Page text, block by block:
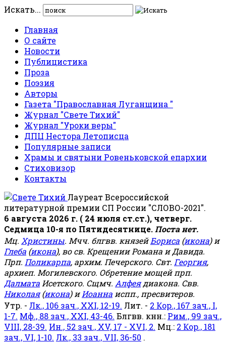
Искать...
Главная
О сайте
Новости
Публицистика
Проза
Поэзия
Авторы
Газета "Православная Луганщина "
Журнал "Свете Тихий"
Журнал "Уроки веры"
ДПЦ Нестора Летописца
Популярные записи
Храмы и святыни Ровеньковской епархии
Стиховизор
Контакты
Лауреат Всероссийской
литературной премии СП России "СЛОВО-2021".
6 августа 2026 г. ( 24 июля ст.ст.), четверг.
Седмица 10-я по Пятидесятнице. Поста нет.
Мц. Христины. Мчч. блгвв. князейБориса (икона) и
Глеба (икона), во св. Крещении Романа и Давида.
Прп. Поликарпа, архим. Печерского. Свт. Георгия,
архиеп. Могилевского. Обретение мощей прп.
Далмата Исетского. Сщмч. Алфеядиакона. Свв.
Николая(икона) иИоанна испп., пресвитеров.
Утр. - Лк., 106 зач., XXI, 12-19. Лит. - 2 Кор., 167 зач., I,
1-7. Мф., 88 зач., XXI, 43-46. Блгвв. кнн.: Рим., 99 зач.,
VIII, 28-39. Ин., 52 зач., XV, 17 - XVI, 2. Мц.: 2 Кор., 181
зач., VI, 1-10. Лк., 33 зач., VII, 36-50 .